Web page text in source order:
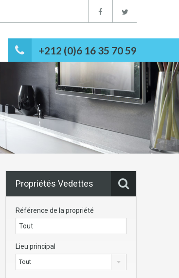
+212 (0)6 16 35 70 59
Propriétés Vedettes
Référence de la propriété
Lieu principal
Tout